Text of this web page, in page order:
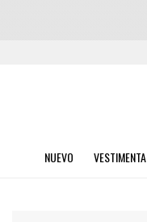
NUEVO VESTIMENTA